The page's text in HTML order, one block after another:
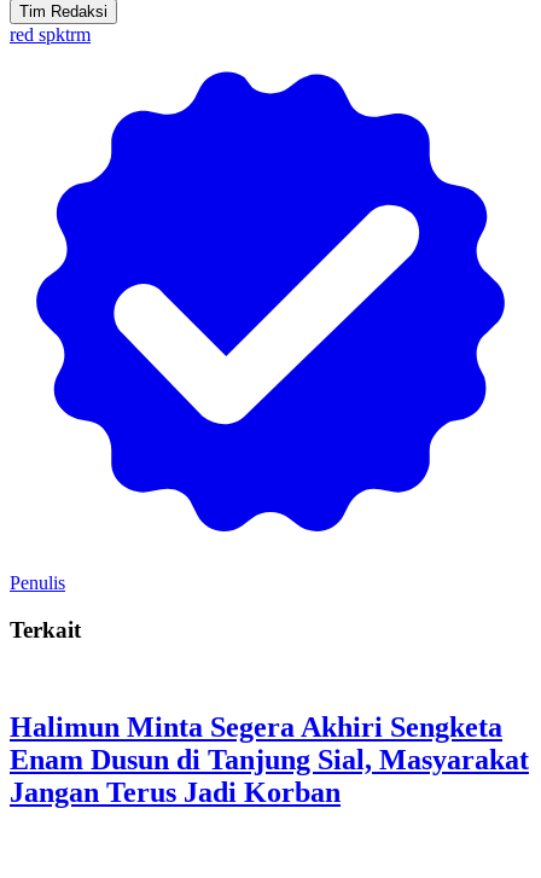
Tim Redaksi
red spktrm
Penulis
Terkait
Halimun Minta Segera Akhiri Sengketa
Enam Dusun di Tanjung Sial, Masyarakat
Jangan Terus Jadi Korban